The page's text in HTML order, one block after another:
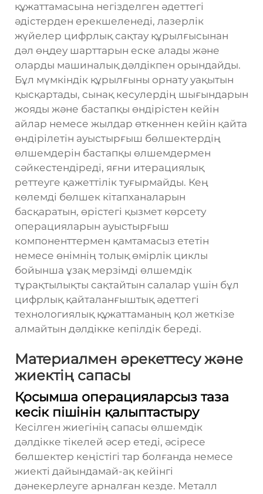
құжаттамасына негізделген әдеттегі
әдістерден ерекшеленеді, лазерлік
жүйелер цифрлық сақтау құрылғысынан
дәл өңдеу шарттарын еске алады және
оларды машиналық дәлдікпен орындайды.
Бұл мүмкіндік құрылғыны орнату уақытын
қысқартады, сынақ кесулердің шығындарын
жояды және бастапқы өндірістен кейін
айлар немесе жылдар өткеннен кейін қайта
өндірілетін ауыстырғыш бөлшектердің
өлшемдерін бастапқы өлшемдермен
сәйкестендіреді, яғни итерациялық
реттеуге қажеттілік туғырмайды. Кең
көлемді бөлшек кітапханаларын
басқаратын, өрістегі қызмет көрсету
операцияларын ауыстырғыш
компоненттермен қамтамасыз ететін
немесе өнімнің толық өмірлік циклы
бойынша ұзақ мерзімді өлшемдік
тұрақтылықты сақтайтын салалар үшін бұл
цифрлық қайталанғыштық әдеттегі
технологиялық құжаттаманың қол жеткізе
алмайтын дәлдікке кепілдік береді.
Материалмен әрекеттесу және
жиектің сапасы
Қосымша операцияларсыз таза
кесік пішінін қалыптастыру
Кесілген жиегінің сапасы өлшемдік
дәлдікке тікелей әсер етеді, әсіресе
бөлшектер кеңістігі тар болғанда немесе
жиекті дайындамай-ақ кейінгі
дәнекерлеуге арналған кезде. Металл